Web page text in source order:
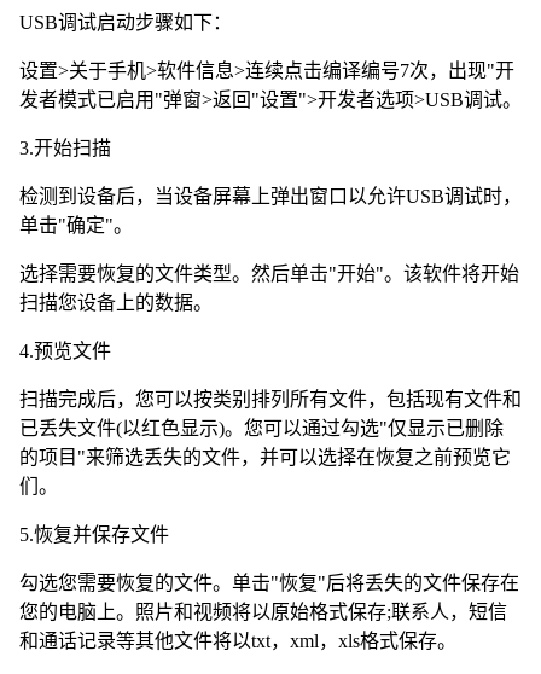
USB调试启动步骤如下：
设置>关于手机>软件信息>连续点击编译编号7次，出现"开
发者模式已启用"弹窗>返回"设置">开发者选项>USB调试。
3.开始扫描
检测到设备后，当设备屏幕上弹出窗口以允许USB调试时，
单击"确定"。
选择需要恢复的文件类型。然后单击"开始"。该软件将开始
扫描您设备上的数据。
4.预览文件
扫描完成后，您可以按类别排列所有文件，包括现有文件和
已丢失文件(以红色显示)。您可以通过勾选"仅显示已删除
的项目"来筛选丢失的文件，并可以选择在恢复之前预览它
们。
5.恢复并保存文件
勾选您需要恢复的文件。单击"恢复"后将丢失的文件保存在
您的电脑上。照片和视频将以原始格式保存;联系人，短信
和通话记录等其他文件将以txt，xml，xls格式保存。